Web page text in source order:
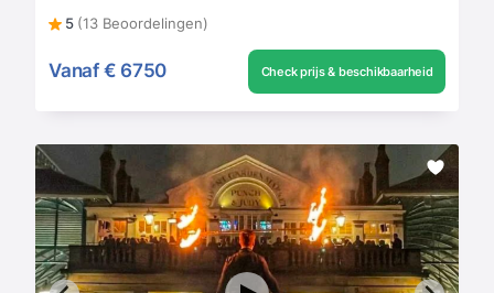
5 (13 Beoordelingen)
Vanaf € 6750 Check prijs & beschikbaarheid